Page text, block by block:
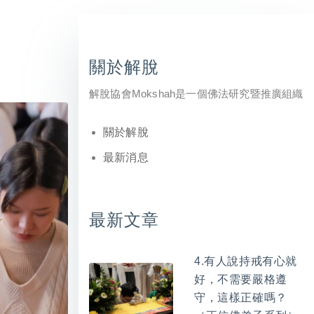
關於解脫
解脫協會Mokshah是一個佛法研究暨推廣組織
關於解脫
最新消息
最新文章
4.有人說持戒有心就
好，不需要嚴格遵
守，這樣正確嗎？